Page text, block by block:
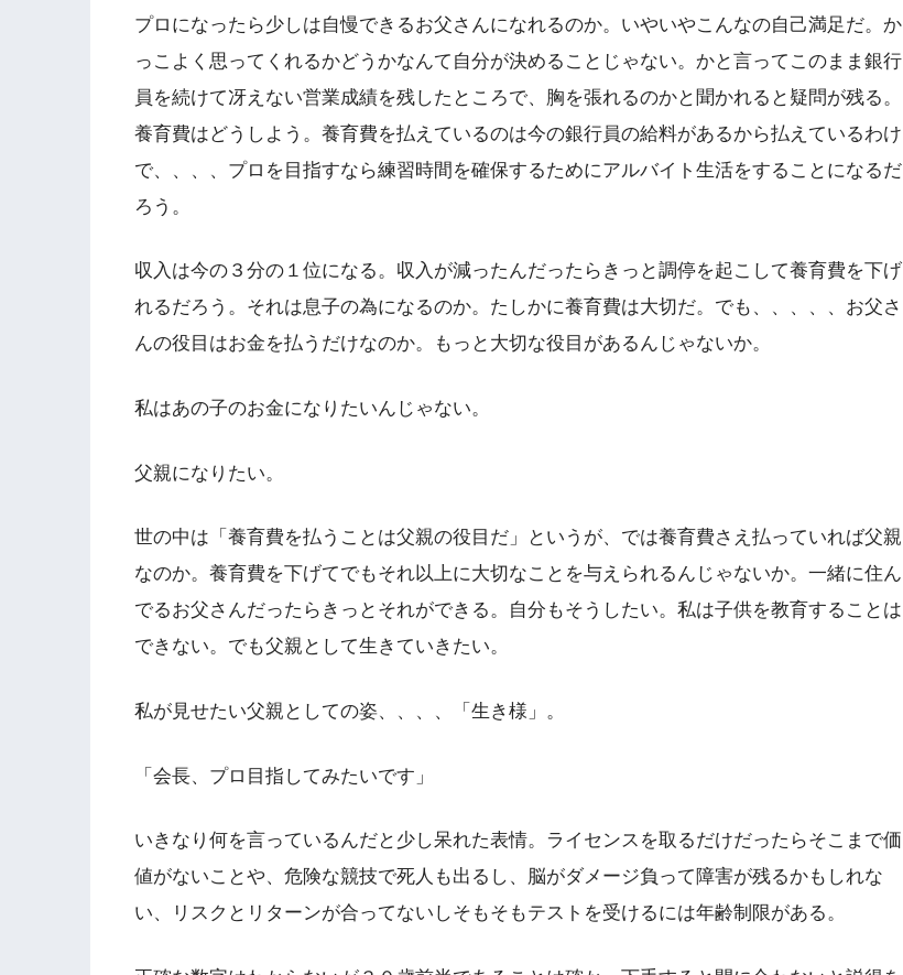
プロになったら少しは自慢できるお父さんになれるのか。いやいやこんなの自己満足だ。か
っこよく思ってくれるかどうかなんて自分が決めることじゃない。かと言ってこのまま銀行
員を続けて冴えない営業成績を残したところで、胸を張れるのかと聞かれると疑問が残る。
養育費はどうしよう。養育費を払えているのは今の銀行員の給料があるから払えているわけ
で、、、、プロを目指すなら練習時間を確保するためにアルバイト生活をすることになるだ
ろう。
収入は今の３分の１位になる。収入が減ったんだったらきっと調停を起こして養育費を下げ
れるだろう。それは息子の為になるのか。たしかに養育費は大切だ。でも、、、、、お父さ
んの役目はお金を払うだけなのか。もっと大切な役目があるんじゃないか。
私はあの子のお金になりたいんじゃない。
父親になりたい。
世の中は「養育費を払うことは父親の役目だ」というが、では養育費さえ払っていれば父親
なのか。養育費を下げてでもそれ以上に大切なことを与えられるんじゃないか。一緒に住ん
でるお父さんだったらきっとそれができる。自分もそうしたい。私は子供を教育することは
できない。でも父親として生きていきたい。
私が見せたい父親としての姿、、、、「生き様」。
「会長、プロ目指してみたいです」
いきなり何を言っているんだと少し呆れた表情。ライセンスを取るだけだったらそこまで価
値がないことや、危険な競技で死人も出るし、脳がダメージ負って障害が残るかもしれな
い、リスクとリターンが合ってないしそもそもテストを受けるには年齢制限がある。